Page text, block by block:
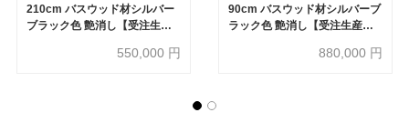
210cm バスウッド材シルバー
ブラック色 艶消し【受注生産
550,000 円
90cm バスウッド材シルバーブ
ラック色 艶消し【受注生産
880,000 円